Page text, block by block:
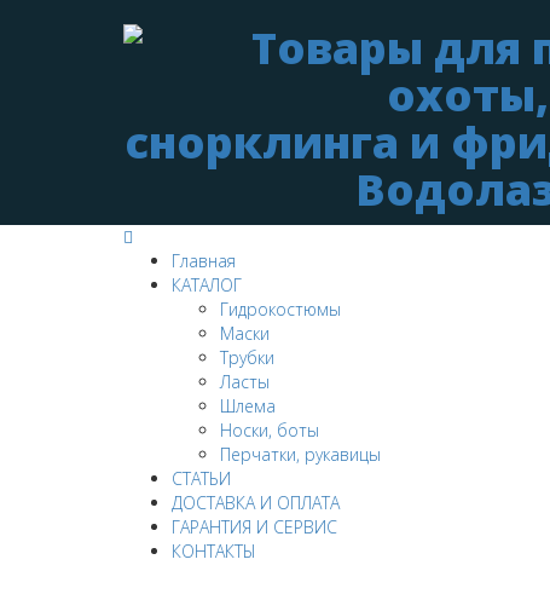
Главная
КАТАЛОГ
Гидрокостюмы
Маски
Трубки
Ласты
Шлема
Носки, боты
Перчатки, рукавицы
СТАТЬИ
ДОСТАВКА И ОПЛАТА
ГАРАНТИЯ И СЕРВИС
КОНТАКТЫ